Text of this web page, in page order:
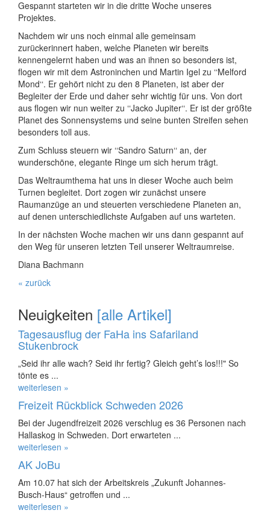
Gespannt starteten wir in die dritte Woche unseres
Projektes.
Nachdem wir uns noch einmal alle gemeinsam
zurückerinnert haben, welche Planeten wir bereits
kennengelernt haben und was an ihnen so besonders ist,
flogen wir mit dem Astroninchen und Martin Igel zu ‘‘Melford
Mond‘‘. Er gehört nicht zu den 8 Planeten, ist aber der
Begleiter der Erde und daher sehr wichtig für uns. Von dort
aus flogen wir nun weiter zu ‘‘Jacko Jupiter‘‘. Er ist der größte
Planet des Sonnensystems und seine bunten Streifen sehen
besonders toll aus.
Zum Schluss steuern wir ‘‘Sandro Saturn‘‘ an, der
wunderschöne, elegante Ringe um sich herum trägt.
Das Weltraumthema hat uns in dieser Woche auch beim
Turnen begleitet. Dort zogen wir zunächst unsere
Raumanzüge an und steuerten verschiedene Planeten an,
auf denen unterschiedlichste Aufgaben auf uns warteten.
In der nächsten Woche machen wir uns dann gespannt auf
den Weg für unseren letzten Teil unserer Weltraumreise.
Diana Bachmann
« zurück
Neuigkeiten [alle Artikel]
Tagesausflug der FaHa ins Safariland
Stukenbrock
„Seid ihr alle wach? Seid ihr fertig? Gleich geht’s los!!!" So
tönte es ...
weiterlesen »
Freizeit Rückblick Schweden 2026
Bei der Jugendfreizeit 2026 verschlug es 36 Personen nach
Hallaskog in Schweden. Dort erwarteten ...
weiterlesen »
AK JoBu
Am 10.07 hat sich der Arbeitskreis „Zukunft Johannes-
Busch-Haus“ getroffen und ...
weiterlesen »